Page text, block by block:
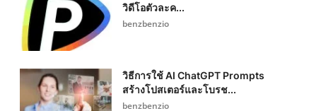
วิดีโอตัวละค...
benzbenzio
วิธีการใช้ AI ChatGPT Prompts
สร้างโปสเตอร์และโบรช...
benzbenzio